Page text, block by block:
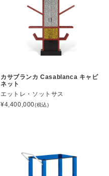
カサブランカ Casablanca キャビ
ネット
エットレ・ソットサス
¥4,400,000(税込)